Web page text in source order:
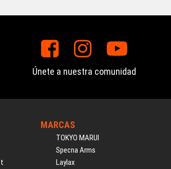
Únete a nuestra comunidad
MARCAS
TOKYO MARUI
Specna Arms
Laylax